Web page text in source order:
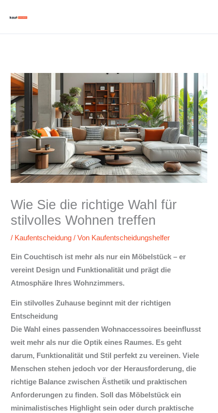
Inhalt
springen
Wie Sie die richtige Wahl für
stilvolles Wohnen treffen
/ Kaufentscheidung / Von Kaufentscheidungshelfer
Ein Couchtisch ist mehr als nur ein Möbelstück – er
vereint Design und Funktionalität und prägt die
Atmosphäre Ihres Wohnzimmers.
Ein stilvolles Zuhause beginnt mit der richtigen
Entscheidung
Die Wahl eines passenden Wohnaccessoires beeinflusst
weit mehr als nur die Optik eines Raumes. Es geht
darum, Funktionalität und Stil perfekt zu vereinen. Viele
Menschen stehen jedoch vor der Herausforderung, die
richtige Balance zwischen Ästhetik und praktischen
Anforderungen zu finden. Soll das Möbelstück ein
minimalistisches Highlight sein oder durch praktische